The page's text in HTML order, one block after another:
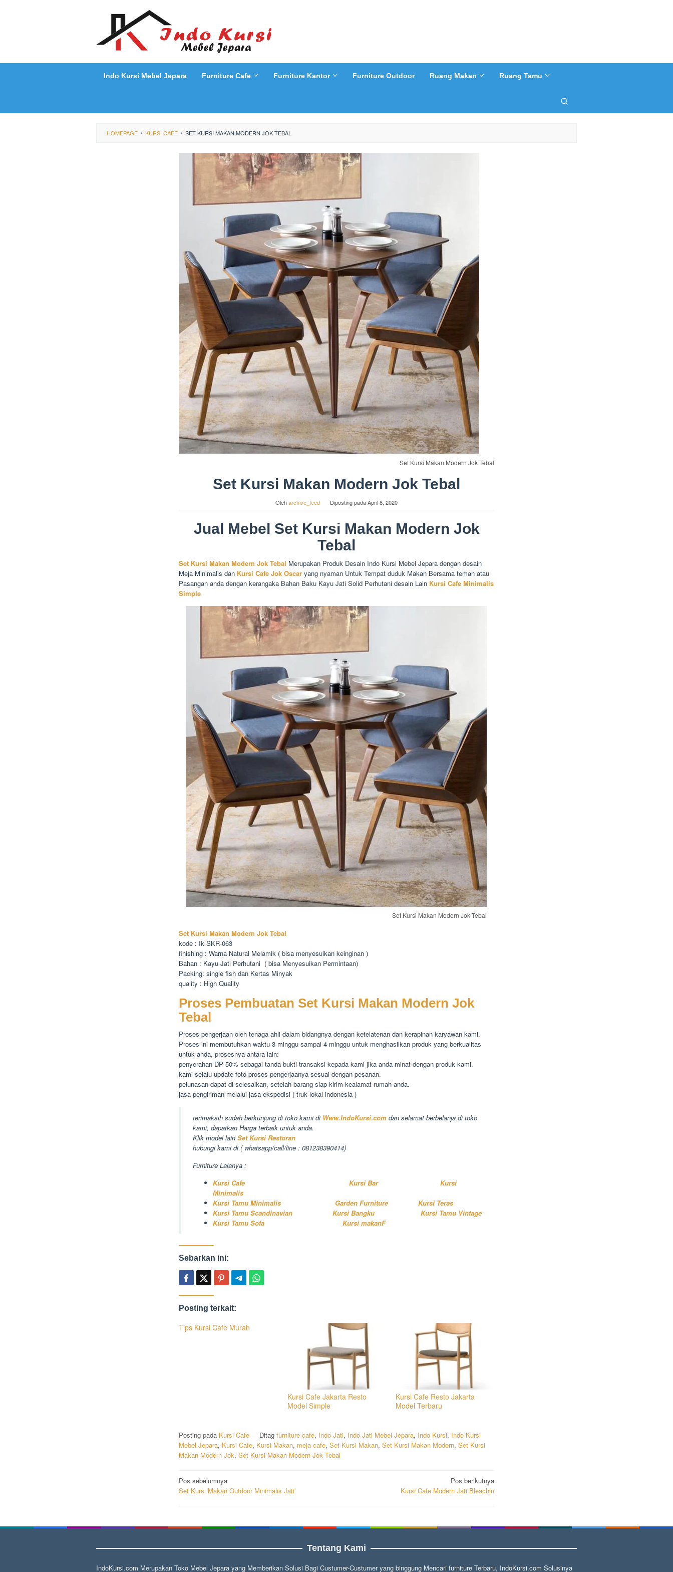
Indo Kursi Mebel Jepara Furniture Cafe Furniture Kantor Furniture Outdoor Ruang Makan Ruang Tamu
HOMEPAGE / KURSI CAFE / SET KURSI MAKAN MODERN JOK TEBAL
Set Kursi Makan Modern Jok Tebal
Set Kursi Makan Modern Jok Tebal
Oleharchive_feed Diposting padaApril 8, 2020
Jual Mebel Set Kursi Makan Modern Jok
Tebal
Set Kursi Makan Modern Jok Tebal Merupakan Produk Desain Indo Kursi Mebel Jepara dengan desain
Meja Minimalis dan Kursi Cafe Jok Oscar yang nyaman Untuk Tempat duduk Makan Bersama teman atau
Pasangan anda dengan kerangaka Bahan Baku Kayu Jati Solid Perhutani desain Lain Kursi Cafe Minimalis
Simple
Set Kursi Makan Modern Jok Tebal
Set Kursi Makan Modern Jok Tebal
kode : Ik SKR-063
finishing : Warna Natural Melamik ( bisa menyesuikan keinginan )
Bahan : Kayu Jati Perhutani ( bisa Menyesuikan Permintaan)
Packing: single fish dan Kertas Minyak
quality : High Quality
Proses Pembuatan Set Kursi Makan Modern Jok
Tebal
Proses pengerjaan oleh tenaga ahli dalam bidangnya dengan ketelatenan dan kerapinan karyawan kami.
Proses ini membutuhkan waktu 3 minggu sampai 4 minggu untuk menghasilkan produk yang berkualitas
untuk anda, prosesnya antara lain:
penyerahan DP 50% sebagai tanda bukti transaksi kepada kami jika anda minat dengan produk kami.
kami selalu update foto proses pengerjaanya sesuai dengan pesanan.
pelunasan dapat di selesaikan, setelah barang siap kirim kealamat rumah anda.
jasa pengiriman melalui jasa ekspedisi ( truk lokal indonesia )
terimaksih sudah berkunjung di toko kami di Www.IndoKursi.com dan selamat berbelanja di toko
kami, dapatkan Harga terbaik untuk anda.
Klik model lain Set Kursi Restoran
hubungi kami di ( whatsapp/call/line : 081238390414)
Furniture Laianya :
Kursi Cafe
Kursi Bar
Kursi
Minimalis
Kursi Tamu Minimalis
Garden Furniture
Kursi Teras
Kursi Tamu Scandinavian
Kursi Bangku
Kursi Tamu Vintage
Kursi Tamu Sofa
Kursi makanF
Sebarkan ini:
Posting terkait:
Tips Kursi Cafe Murah
Kursi Cafe Jakarta Resto
Model Simple
Kursi Cafe Resto Jakarta
Model Terbaru
Posting pada Kursi Cafe Ditag furniture cafe, Indo Jati, Indo Jati Mebel Jepara, Indo Kursi, Indo Kursi
Mebel Jepara, Kursi Cafe, Kursi Makan, meja cafe, Set Kursi Makan, Set Kursi Makan Modern, Set Kursi
Makan Modern Jok, Set Kursi Makan Modern Jok Tebal
Navigasi
pos
Pos sebelumnya
Set Kursi Makan Outdoor Minimalis Jati
Pos berikutnya
Kursi Cafe Modern Jati Bleachin
Tentang Kami
IndoKursi.com Merupakan Toko Mebel Jepara yang Memberikan Solusi Bagi Custumer-Custumer yang binggung Mencari furniture Terbaru, IndoKursi.com Solusinya